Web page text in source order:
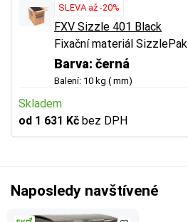
SLEVA až -20%
FXV Sizzle 401 Black
Fixační materiál SizzlePak
Barva: černá
Balení: 10 kg ( mm)
Skladem
od 1 631 Kč bez DPH
Naposledy navštívené